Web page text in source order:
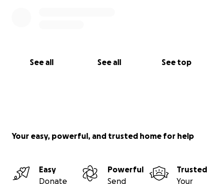
See all See all See top
Your easy, powerful, and trusted home for help
Easy
Donate
Powerful
Send
Trusted
Your